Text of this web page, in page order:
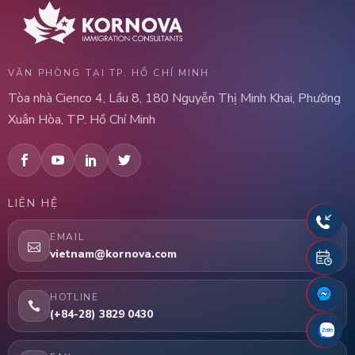
VĂN PHÒNG TẠI TP. HỒ CHÍ MINH
Tòa nhà Cienco 4, Lầu 8, 180 Nguyễn Thị Minh Khai, Phường
Xuân Hòa, TP. Hồ Chí Minh
LIÊN HỆ
EMAIL
vietnam@kornova.com
HOTLINE
(+84-28) 3829 0430